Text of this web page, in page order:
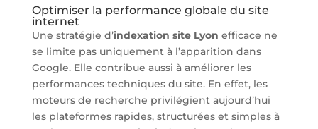
Optimiser la performance globale du site
internet
Une stratégie d’indexation site Lyon efficace ne
se limite pas uniquement à l’apparition dans
Google. Elle contribue aussi à améliorer les
performances techniques du site. En effet, les
moteurs de recherche privilégient aujourd’hui
les plateformes rapides, structurées et simples à